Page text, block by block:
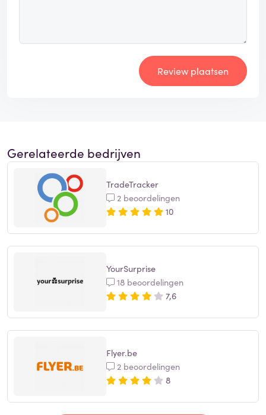
Review plaatsen
Gerelateerde bedrijven
TradeTracker
2 beoordelingen
10
YourSurprise
18 beoordelingen
7,6
Flyer.be
2 beoordelingen
8